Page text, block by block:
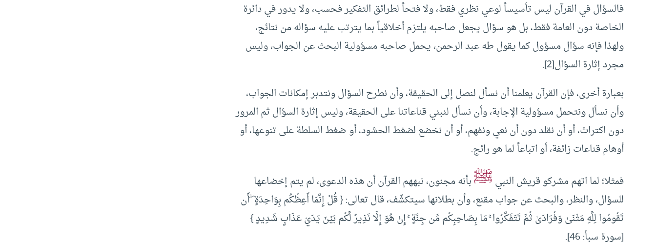
فالسؤال في القرآن ليس تأسيساً لوعي نظري فقط، ولا فتحاً لطرائق التفكير فحسب، ولا يدور في دائرة
الخاصة دون العامة فقط، بل هو سؤال يجعل صاحبه يلتزم أخلاقياً بما يترتب عليه سؤاله من نتائج،
ولهذا فإنه سؤال مسؤول كما يقول طه عبد الرحمن، يحمل صاحبه مسؤولية البحث عن الجواب، وليس
مجرد إثارة السؤال[2].
بعبارة أخرى، فإن القرآن يعلمنا أن نسأل لنصل إلى الحقيقة، وأن نطرح السؤال ونتدبر إمكانات الجواب،
وأن نسأل ونتحمل مسؤولية الإجابة، وأن نسأل لنبني قناعاتنا على الحقيقة، وليس إثارة السؤال ثم المرور
دون اكتراث، أو أن نقلد دون أن نعي ونفهم، أو أن نخضع لضغط الحشود، أو ضغط السلطة على تنوعها، أو
أوهام قناعات زائفة، أو اتباعاً لما هو رائج.
فمثلا؛ لما اتهم مشركو قريش النبيﷺبأنه مجنون، نبههم القرآن أن هذه الدعوى، لم يتم إخضاعها
للسؤال، والنظر، والبحث عن جواب مقنع، وأن بطلانها سيتكشّف، قال تعالى: { قُلْ إِنَّمَا أَعِظُكُم بِوَاحِدَةٍ ۖ أَن
تَقُومُوا لِلَّهِ مَثْنَىٰ وَفُرَادَىٰ ثُمَّ تَتَفَكَّرُوا ۚ مَا بِصَاحِبِكُم مِّن جِنَّةٍ ۚ إِنْ هُوَ إِلَّا نَذِيرٌ لَّكُم بَيْنَ يَدَيْ عَذَابٍ شَدِيدٍ }
[سورة سبأ: 46].